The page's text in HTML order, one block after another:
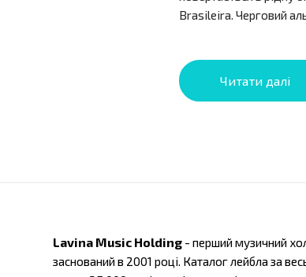
Brasileira. Черговий
Читати далі
Lavina Music Holding - перший музичний
заснований в 2001 році. Каталог лейбла за